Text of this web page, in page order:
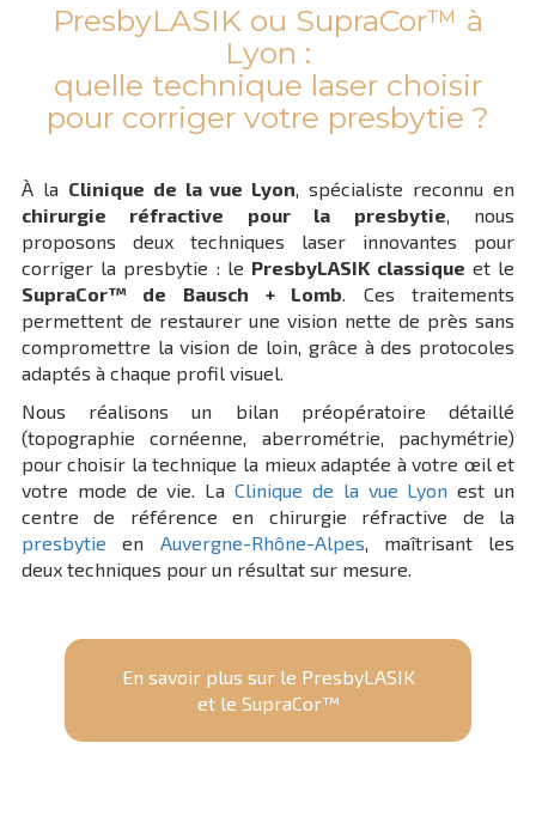
PresbyLASIK ou SupraCor™ à
Lyon :
quelle technique laser choisir
pour corriger votre presbytie ?
À la Clinique de la vue Lyon, spécialiste reconnu en
chirurgie réfractive pour la presbytie, nous
proposons deux techniques laser innovantes pour
corriger la presbytie : le PresbyLASIK classique et le
SupraCor™ de Bausch + Lomb. Ces traitements
permettent de restaurer une vision nette de près sans
compromettre la vision de loin, grâce à des protocoles
adaptés à chaque profil visuel.
Nous réalisons un bilan préopératoire détaillé
(topographie cornéenne, aberrométrie, pachymétrie)
pour choisir la technique la mieux adaptée à votre œil et
votre mode de vie. LaClinique de la vue Lyon est un
centre de référence en chirurgie réfractive de la
presbytie en Auvergne-Rhône-Alpes, maîtrisant les
deux techniques pour un résultat sur mesure.
En savoir plus sur le PresbyLASIK
et le SupraCor™